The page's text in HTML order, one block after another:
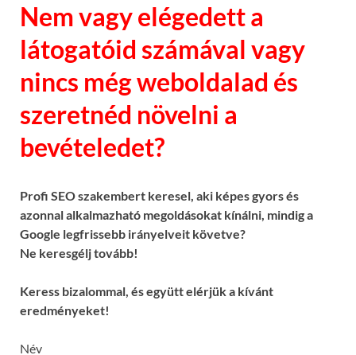
Nem vagy elégedett a
látogatóid számával vagy
nincs még weboldalad és
szeretnéd növelni a
bevételedet?
Profi SEO szakembert keresel, aki képes gyors és
azonnal alkalmazható megoldásokat kínálni, mindig a
Google legfrissebb irányelveit követve?
Ne keresgélj tovább!
Keress bizalommal, és együtt elérjük a kívánt
eredményeket!
Név